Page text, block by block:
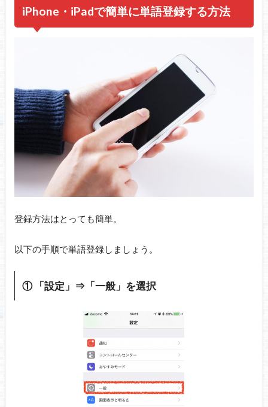
iPhone・iPadで簡単に単語登録する方法
登録方法はとっても簡単。
以下の手順で単語登録しましょう。
① 「設定」⇒「一般」を選択